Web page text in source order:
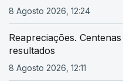
8 Agosto 2026, 12:24
Reapreciações.
resultados
8 Agosto 2026, 12:11